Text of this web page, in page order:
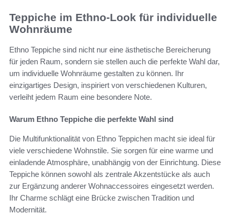
Teppiche im Ethno-Look für individuelle
Wohnräume
Ethno Teppiche sind nicht nur eine ästhetische Bereicherung
für jeden Raum, sondern sie stellen auch die perfekte Wahl dar,
um individuelle Wohnräume gestalten zu können. Ihr
einzigartiges Design, inspiriert von verschiedenen Kulturen,
verleiht jedem Raum eine besondere Note.
Warum Ethno Teppiche die perfekte Wahl sind
Die Multifunktionalität von Ethno Teppichen macht sie ideal für
viele verschiedene Wohnstile. Sie sorgen für eine warme und
einladende Atmosphäre, unabhängig von der Einrichtung. Diese
Teppiche können sowohl als zentrale Akzentstücke als auch
zur Ergänzung anderer Wohnaccessoires eingesetzt werden.
Ihr Charme schlägt eine Brücke zwischen Tradition und
Modernität.